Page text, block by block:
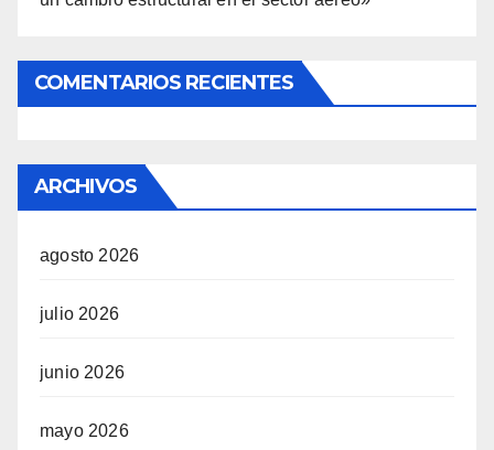
COMENTARIOS RECIENTES
ARCHIVOS
agosto 2026
julio 2026
junio 2026
mayo 2026